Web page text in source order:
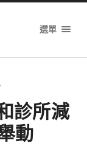
選單
診所減
動